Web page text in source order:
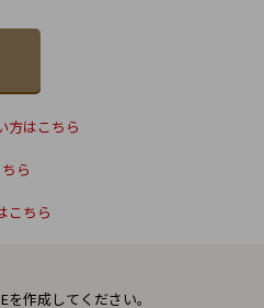
方はこちら
ら
こちら
を作成してください。